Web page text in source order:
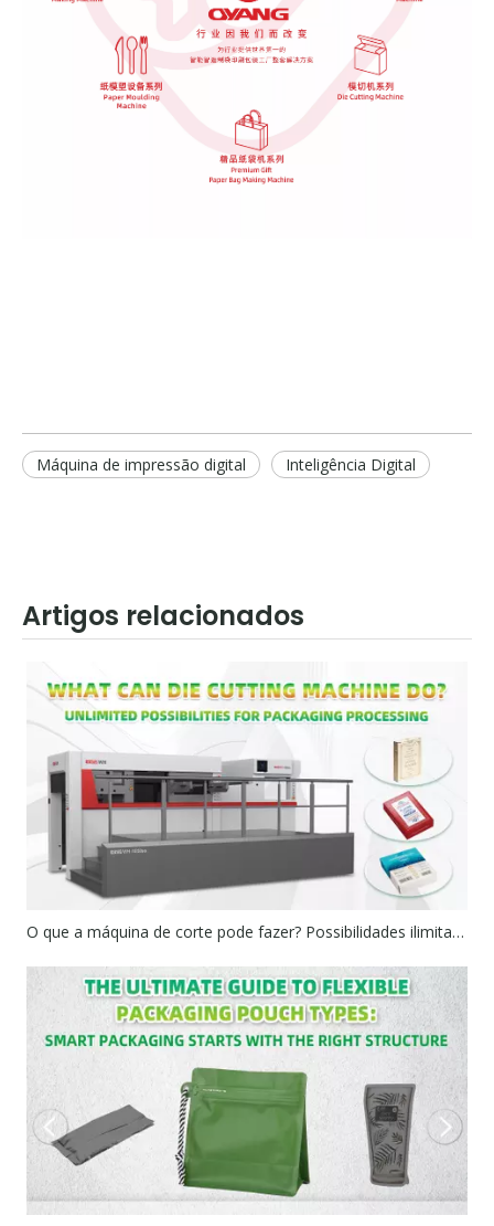
Máquina de impressão digital Inteligência Digital
Artigos relacionados
O que a máquina de corte pode fazer? Possibilidades ilimitadas para processamento de embalagens